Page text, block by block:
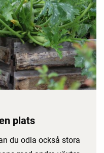
plats
du odla också stora